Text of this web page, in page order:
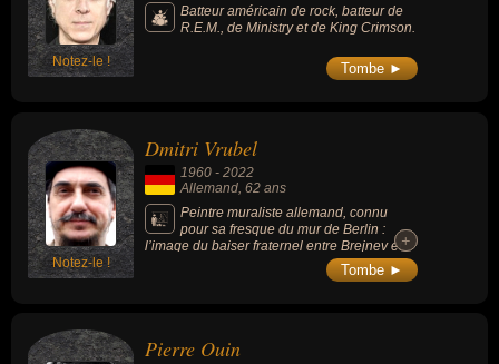
Notez-le !
Batteur américain de rock, batteur de
R.E.M., de Ministry et de King Crimson.
Tombe ►
Notez-le !
Dmitri Vrubel
1960 - 2022
Allemand , 62 ans
Peintre muraliste allemand, connu
pour sa fresque du mur de Berlin :
l’image du baiser fraternel entre Brejnev et+
+
Tombe ►
Pierre Ouin